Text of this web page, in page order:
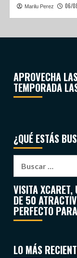
Marilu Perez 06/
APROVECHA
TEMPORADA
¿QUÉ ESTÁS
VISITA XCARET,
DE 50
PERFECTO
LO MÁS